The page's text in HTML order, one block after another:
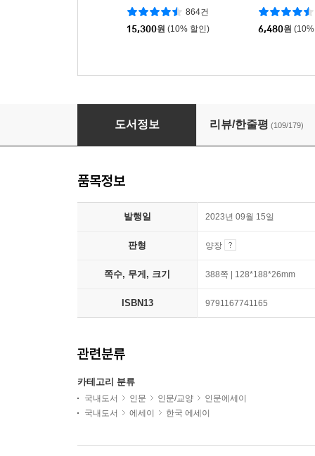
864건
15,300원 (10% 할인) 6,480원
아침에는 죽음을 생각하는 것이 좋다
도서정보 리뷰/한줄평 (109/179)
품목정보
발행일 2023년 09월 15일
판형 양장
쪽수, 무게, 크기 388쪽 | 128*188*26mm
ISBN13 9791167741165
관련분류
카테고리 분류
국내도서 인문 인문/교양
인문에세이
국내도서
에세이 한국 에세이